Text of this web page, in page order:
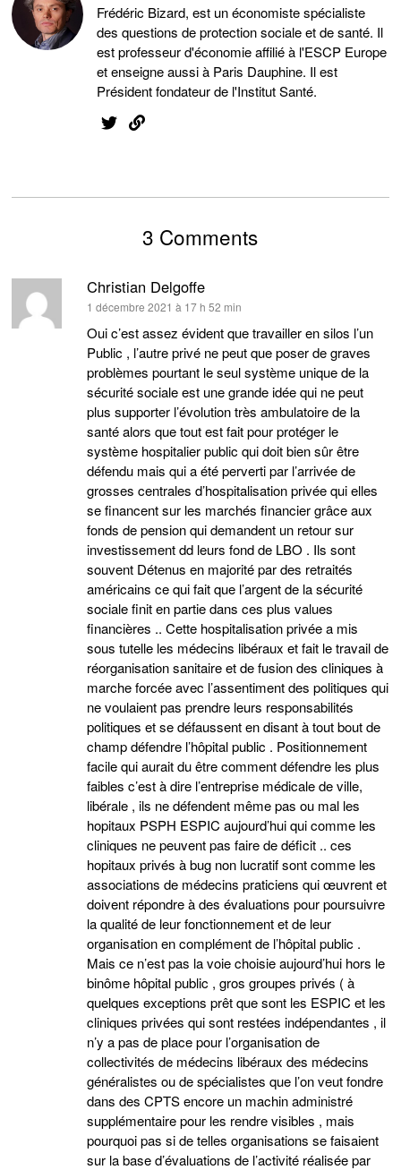
Frédéric Bizard, est un économiste spécialiste
des questions de protection sociale et de santé. Il
est professeur d'économie affilié à l'ESCP Europe
et enseigne aussi à Paris Dauphine. Il est
Président fondateur de l'Institut Santé.
3 Comments
Christian Delgoffe
dit :
1 décembre 2021 à 17 h 52 min
Oui c’est assez évident que travailler en silos l’un
Public , l’autre privé ne peut que poser de graves
problèmes pourtant le seul système unique de la
sécurité sociale est une grande idée qui ne peut
plus supporter l’évolution très ambulatoire de la
santé alors que tout est fait pour protéger le
système hospitalier public qui doit bien sûr être
défendu mais qui a été perverti par l’arrivée de
grosses centrales d’hospitalisation privée qui elles
se financent sur les marchés financier grâce aux
fonds de pension qui demandent un retour sur
investissement dd leurs fond de LBO . Ils sont
souvent Détenus en majorité par des retraités
américains ce qui fait que l’argent de la sécurité
sociale finit en partie dans ces plus values
financières .. Cette hospitalisation privée a mis
sous tutelle les médecins libéraux et fait le travail de
réorganisation sanitaire et de fusion des cliniques à
marche forcée avec l’assentiment des politiques qui
ne voulaient pas prendre leurs responsabilités
politiques et se défaussent en disant à tout bout de
champ défendre l’hôpital public . Positionnement
facile qui aurait du être comment défendre les plus
faibles c’est à dire l’entreprise médicale de ville,
libérale , ils ne défendent même pas ou mal les
hopitaux PSPH ESPIC aujourd’hui qui comme les
cliniques ne peuvent pas faire de déficit .. ces
hopitaux privés à bug non lucratif sont comme les
associations de médecins praticiens qui œuvrent et
doivent répondre à des évaluations pour poursuivre
la qualité de leur fonctionnement et de leur
organisation en complément de l’hôpital public .
Mais ce n’est pas la voie choisie aujourd’hui hors le
binôme hôpital public , gros groupes privés ( à
quelques exceptions prêt que sont les ESPIC et les
cliniques privées qui sont restées indépendantes , il
n’y a pas de place pour l’organisation de
collectivités de médecins libéraux des médecins
généralistes ou de spécialistes que l’on veut fondre
dans des CPTS encore un machin administré
supplémentaire pour les rendre visibles , mais
pourquoi pas si de telles organisations se faisaient
sur la base d’évaluations de l’activité réalisée par